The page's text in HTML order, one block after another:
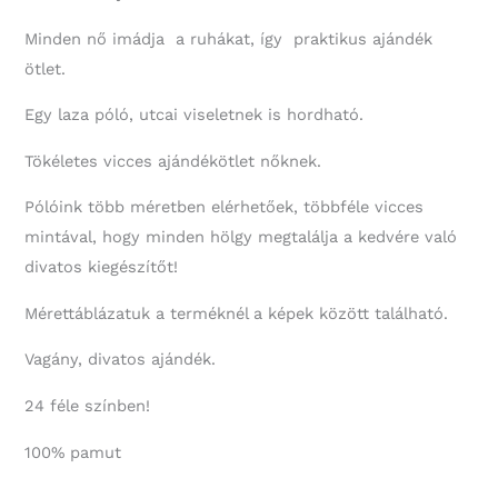
Minden nő imádja a ruhákat, így praktikus ajándék
ötlet.
Egy laza póló, utcai viseletnek is hordható.
Tökéletes vicces ajándékötlet nőknek.
Pólóink több méretben elérhetőek, többféle vicces
mintával, hogy minden hölgy megtalálja a kedvére való
divatos kiegészítőt!
Mérettáblázatuk a terméknél a képek között található.
Vagány, divatos ajándék.
24 féle színben!
100% pamut